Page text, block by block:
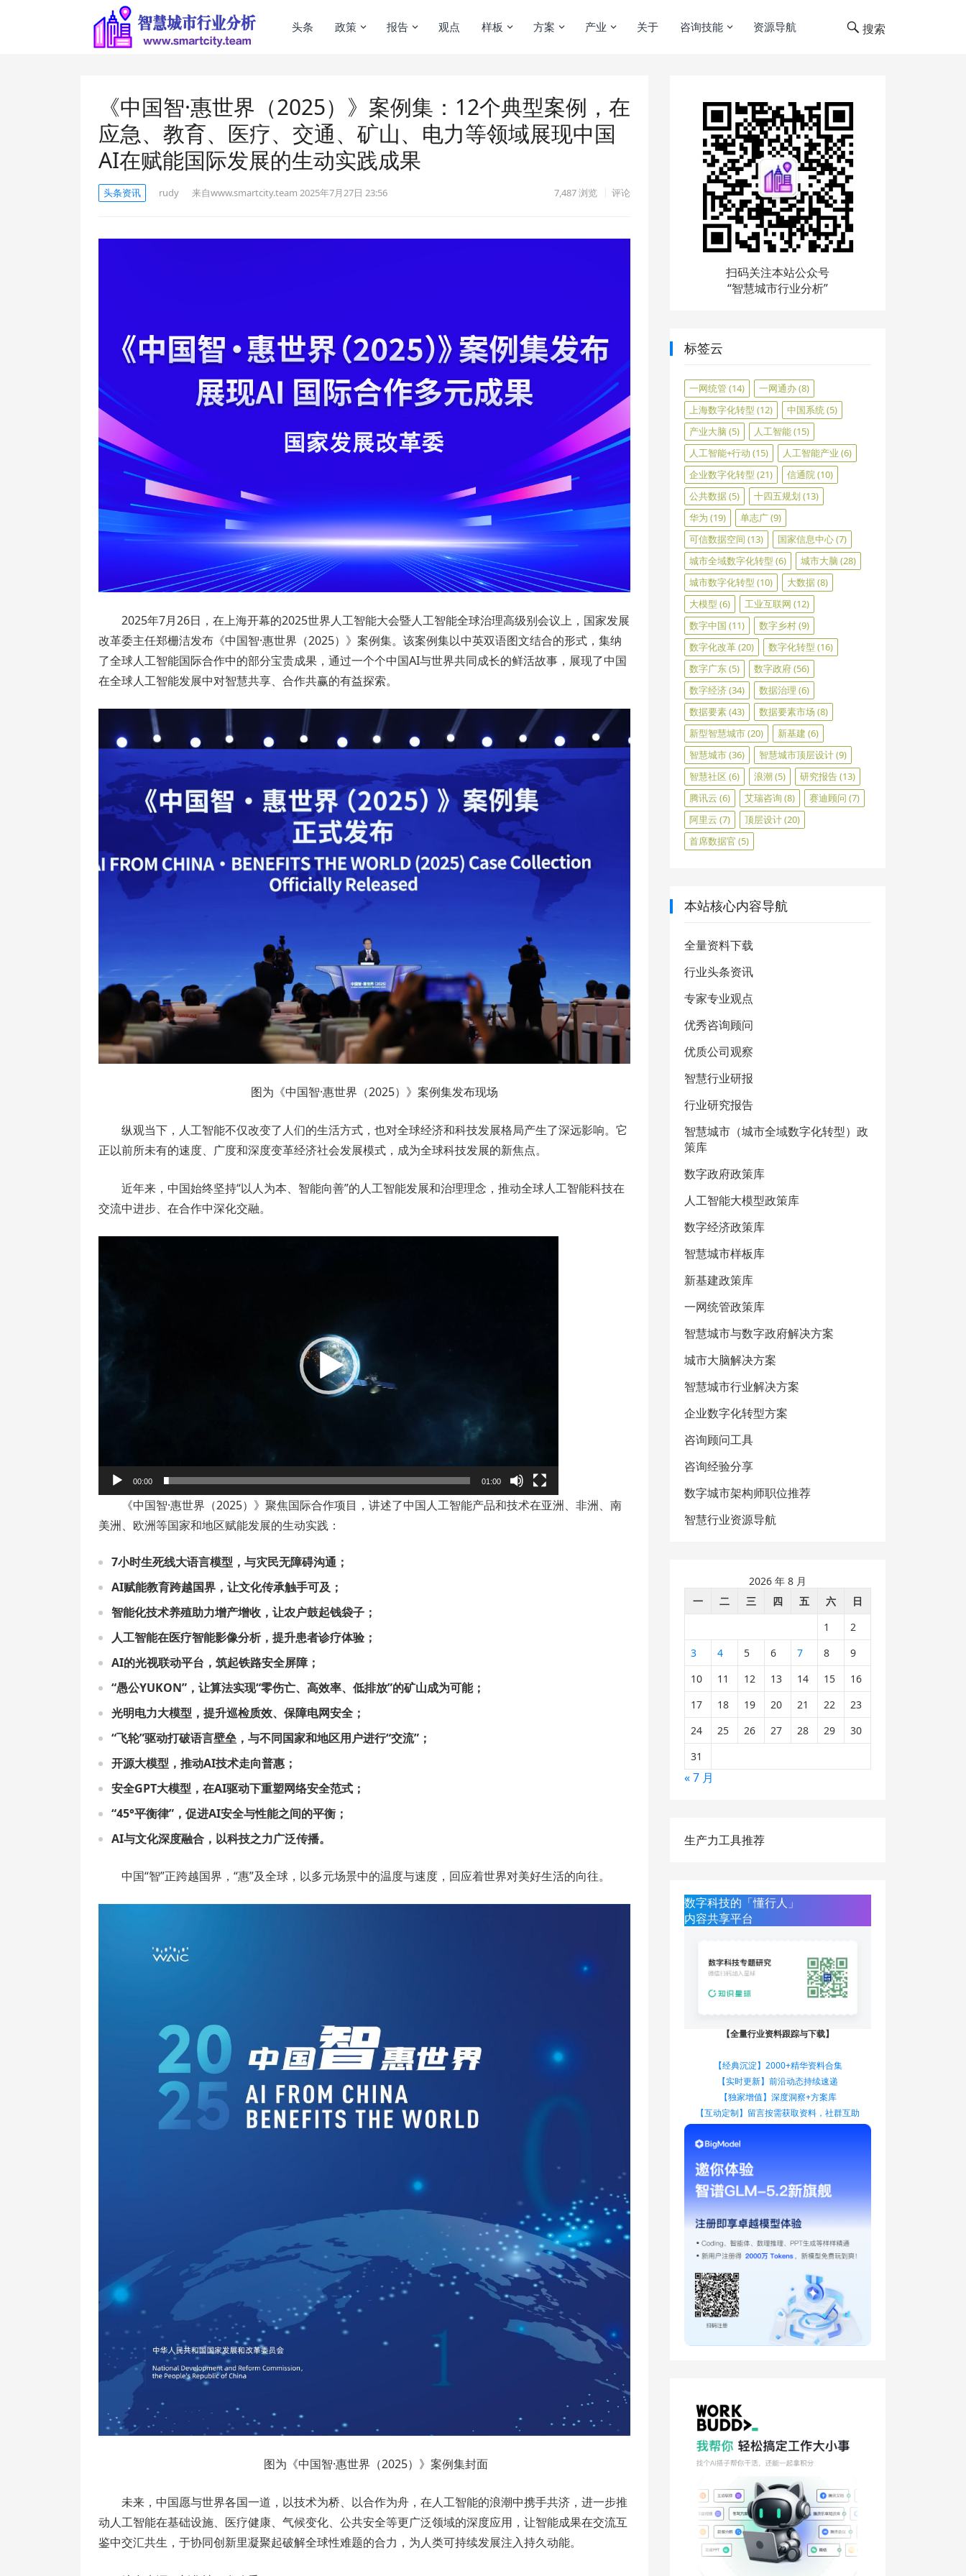
头条 政策 报告 观点 样板 方案 产业 关于 咨询技能 资源导航 搜索
《中国智·惠世界（2025）》案例集：12个典型案例，在
应急、教育、医疗、交通、矿山、电力等领域展现中国
AI在赋能国际发展的生动实践成果
头条资讯 rudy 来自www.smartcity.team 2025年7月27日 23:56 7,487浏览 评论
2025年7月26日，在上海开幕的2025世界人工智能大会暨人工智能全球治理高级别会议上，国家发展
改革委主任郑栅洁发布《中国智·惠世界（2025）》案例集。该案例集以中英双语图文结合的形式，集纳
了全球人工智能国际合作中的部分宝贵成果，通过一个个中国AI与世界共同成长的鲜活故事，展现了中国
在全球人工智能发展中对智慧共享、合作共赢的有益探索。
图为《中国智·惠世界（2025）》案例集发布现场
纵观当下，人工智能不仅改变了人们的生活方式，也对全球经济和科技发展格局产生了深远影响。它
正以前所未有的速度、广度和深度变革经济社会发展模式，成为全球科技发展的新焦点。
近年来，中国始终坚持“以人为本、智能向善”的人工智能发展和治理理念，推动全球人工智能科技在
交流中进步、在合作中深化交融。
播
00:00 01:00
《中国智·惠世界（2025）》聚焦国际合作项目，讲述了中国人工智能产品和技术在亚洲、非洲、南
美洲、欧洲等国家和地区赋能发展的生动实践：
7小时生死线大语言模型，与灾民无障碍沟通；
AI赋能教育跨越国界，让文化传承触手可及；
智能化技术养殖助力增产增收，让农户鼓起钱袋子；
人工智能在医疗智能影像分析，提升患者诊疗体验；
AI的光视联动平台，筑起铁路安全屏障；
“愚公YUKON”，让算法实现“零伤亡、高效率、低排放”的矿山成为可能；
光明电力大模型，提升巡检质效、保障电网安全；
“飞轮”驱动打破语言壁垒，与不同国家和地区用户进行“交流”；
开源大模型，推动AI技术走向普惠；
安全GPT大模型，在AI驱动下重塑网络安全范式；
“45°平衡律”，促进AI安全与性能之间的平衡；
AI与文化深度融合，以科技之力广泛传播。
中国“智”正跨越国界，“惠”及全球，以多元场景中的温度与速度，回应着世界对美好生活的向往。
图为《中国智·惠世界（2025）》案例集封面
未来，中国愿与世界各国一道，以技术为桥、以合作为舟，在人工智能的浪潮中携手共济，进一步推
动人工智能在基础设施、医疗健康、气候变化、公共安全等更广泛领域的深度应用，让智能成果在交流互
鉴中交汇共生，于协同创新里凝聚起破解全球性难题的合力，为人类可持续发展注入持久动能。
扫码关注本站公众号
“智慧城市行业分析”
标签云
一网统管(14) 一网通办(8)
上海数字化转型 (12) 中国系统(5)
产业大脑 (5) 人工智能(15)
人工智能+行动 (15) 人工智能产业 (6)
企业数字化转型 (21) 信通院(10)
公共数据(5) 十四五规划 (13)
华为 (19) 单志广(9)
可信数据空间 (13) 国家信息中心(7)
城市全域数字化转型 (6) 城市大脑 (28)
城市数字化转型 (10) 大数据(8)
大模型 (6) 工业互联网 (12)
数字中国 (11) 数字乡村(9)
数字化改革(20) 数字化转型 (16)
数字广东(5) 数字政府(56)
数字经济(34) 数据治理 (6)
数据要素(43) 数据要素市场 (8)
新型智慧城市(20) 新基建 (6)
智慧城市(36) 智慧城市顶层设计(9)
智慧社区 (6) 浪潮(5) 研究报告(13)
腾讯云 (6) 艾瑞咨询 (8) 赛迪顾问 (7)
阿里云 (7) 顶层设计(20)
首席数据官 (5)
本站核心内容导航
全量资料下载
行业头条资讯
专家专业观点
优秀咨询顾问
优质公司观察
智慧行业研报
行业研究报告
智慧城市（城市全域数字化转型）政
策库
数字政府政策库
人工智能大模型政策库
数字经济政策库
智慧城市样板库
新基建政策库
一网统管政策库
智慧城市与数字政府解决方案
城市大脑解决方案
智慧城市行业解决方案
企业数字化转型方案
咨询顾问工具
咨询经验分享
数字城市架构师职位推荐
智慧行业资源导航
2026 年 8 月
一
二 三 四 五 六
日
1
2
3
4 5 6 7 8
9
10
11 12 13 14 15
16
17
18 19 20 21 22
23
24
25 26 27 28 29
30
31
« 7 月
生产力工具推荐
数字科技的「懂行人」
内容共享平台
【全量行业资料跟踪与下载】
【经典沉淀】2000+精华资料合集
【实时更新】前沿动态持续速递
【独家增值】深度洞察+方案库
【互动定制】留言按需获取资料，社群互助